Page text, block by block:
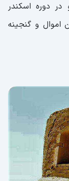
دوره اسکندر
اموال و گنجینه